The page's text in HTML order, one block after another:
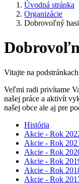
Úvodná stránka
Organizácie
Dobrovoľný
Vitajte na
Veľmi radi privítame
našej práce a aktivít
našej obce ale aj pre
História
Akcie - Rok
Akcie - Rok
Akcie - Rok
Akcie - Rok
Akcie - Rok
Akcie - Rok